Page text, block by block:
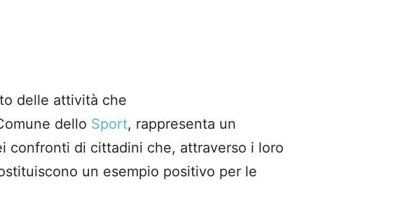
delle attività che
dello Sport, rappresenta un
confronti di cittadini che, attraverso i loro
un esempio positivo per le